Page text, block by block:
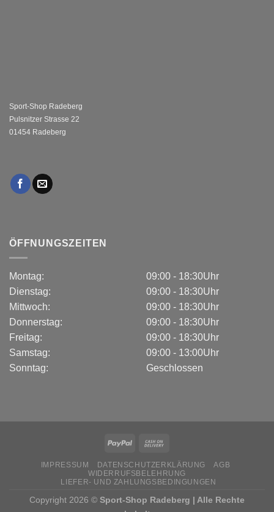
Sport-Shop Radeberg
Pulsnitzer Strasse 22
01454 Radeberg
ÖFFNUNGSZEITEN
Montag:
Dienstag:
Mittwoch:
Donnerstag:
Freitag:
Samstag:
Sonntag:
09:00 - 18:30Uhr
09:00 - 18:30Uhr
09:00 - 18:30Uhr
09:00 - 18:30Uhr
09:00 - 18:30Uhr
09:00 - 13:00Uhr
Geschlossen
IMPRESSUM DATENSCHUTZERKLÄRUNG
AGB
WIDERRUFSBELEHRUNG
LIEFER- UND ZAHLUNGSBEDINGUNGEN
Copyright 2026 © Sport-Shop Radeberg | Alle Rechte